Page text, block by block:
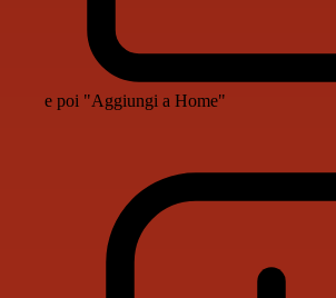
e poi "Aggiungi a Home"